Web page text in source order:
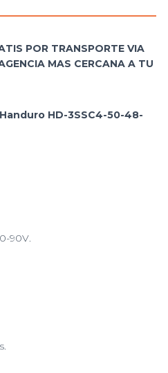
POR TRANSPORTE VIA
MAS CERCANA A TU
HD-3SSC4-50-48-
90V.